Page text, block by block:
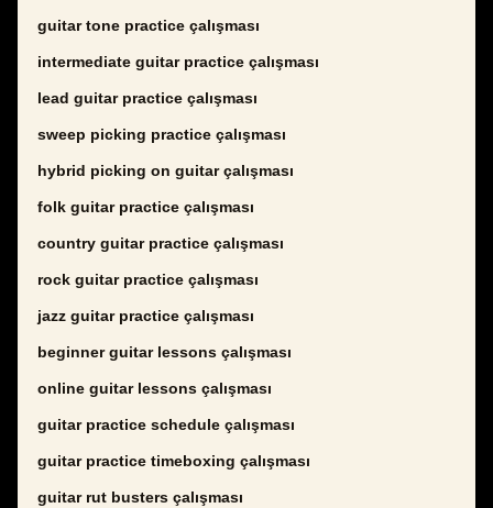
guitar tone practice çalışması
intermediate guitar practice çalışması
lead guitar practice çalışması
sweep picking practice çalışması
hybrid picking on guitar çalışması
folk guitar practice çalışması
country guitar practice çalışması
rock guitar practice çalışması
jazz guitar practice çalışması
beginner guitar lessons çalışması
online guitar lessons çalışması
guitar practice schedule çalışması
guitar practice timeboxing çalışması
guitar rut busters çalışması